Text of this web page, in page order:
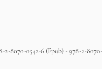
8070-0542-6 (Epub) - 978-2-8070-